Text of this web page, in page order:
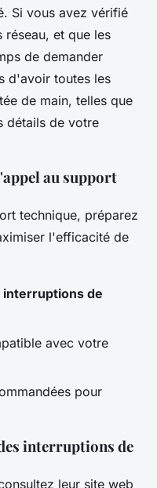
Si vous avez vérifié
et que les
de demander
d'avoir toutes les
de main, telles que
détails de votre
au support
technique, préparez
l'efficacité de
interruptions de
avec votre
pour
interruptions de
leur site web